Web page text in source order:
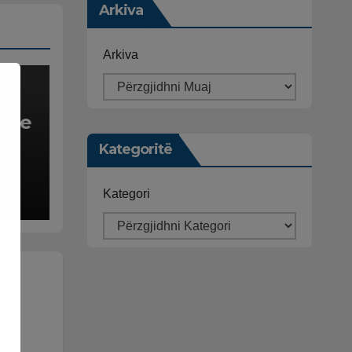
e
Arkiva
Arkiva
Kategoritë
Kategori